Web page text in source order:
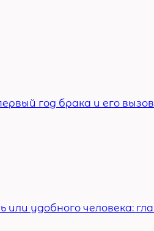
год брака и его
удобного человека: